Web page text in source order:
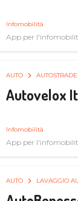
Infomobilità
App per
AUTO AUTOSTRADE
Autovelox
Infomobilità
App per
AUTO LAVAGGIO